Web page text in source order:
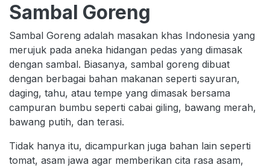
Sambal Goreng
Sambal Goreng adalah masakan khas Indonesia yang
merujuk pada aneka hidangan pedas yang dimasak
dengan sambal. Biasanya, sambal goreng dibuat
dengan berbagai bahan makanan seperti sayuran,
daging, tahu, atau tempe yang dimasak bersama
campuran bumbu seperti cabai giling, bawang merah,
bawang putih, dan terasi.
Tidak hanya itu, dicampurkan juga bahan lain seperti
tomat, asam jawa agar memberikan cita rasa asam,